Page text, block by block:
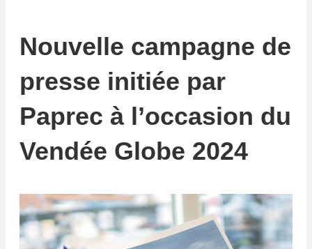
Nouvelle campagne de
presse initiée par
Paprec à l’occasion du
Vendée Globe 2024